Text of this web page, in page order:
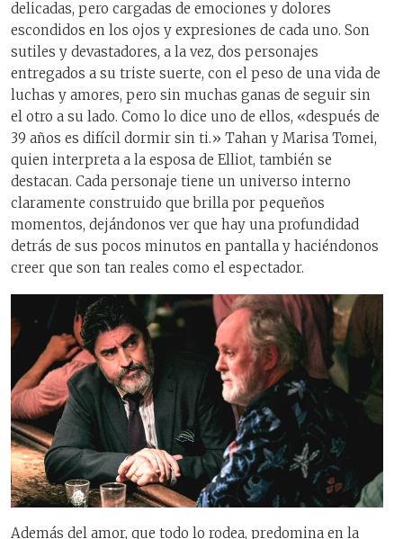
delicadas, pero cargadas de emociones y dolores
escondidos en los ojos y expresiones de cada uno. Son
sutiles y devastadores, a la vez, dos personajes
entregados a su triste suerte, con el peso de una vida de
luchas y amores, pero sin muchas ganas de seguir sin
el otro a su lado. Como lo dice uno de ellos, «después de
39 años es difícil dormir sin ti.» Tahan y Marisa Tomei,
quien interpreta a la esposa de Elliot, también se
destacan. Cada personaje tiene un universo interno
claramente construido que brilla por pequeños
momentos, dejándonos ver que hay una profundidad
detrás de sus pocos minutos en pantalla y haciéndonos
creer que son tan reales como el espectador.
Además del amor, que todo lo rodea, predomina en la